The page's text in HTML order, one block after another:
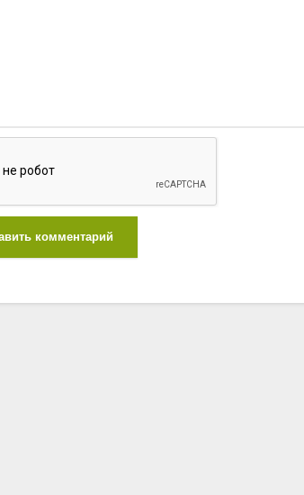
комментарий